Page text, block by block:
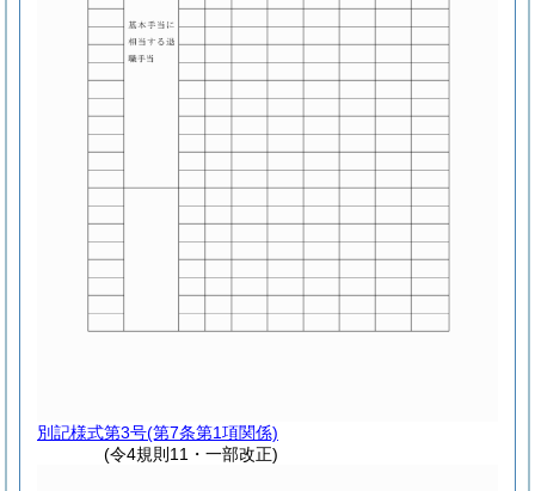
別記様式第3号(第7条第1項関係)
(令4規則11・一部改正)